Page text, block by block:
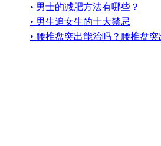
• 男士的减肥方法有哪些？
• 男生追女生的十大禁忌
• 腰椎盘突出能治吗？腰椎盘